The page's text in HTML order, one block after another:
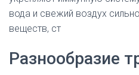
вода и свежий воздух
веществ, ст
Разнообразие